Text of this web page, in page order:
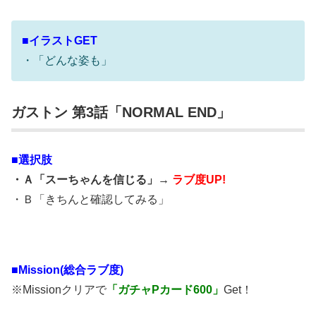
■イラストGET
・「どんな姿も」
ガストン 第3話「NORMAL END」
■選択肢
・Ａ「スーちゃんを信じる」→ ラブ度UP!
・Ｂ「きちんと確認してみる」
■Mission(総合ラブ度)
※Missionクリアで 「ガチャPカード600」 Get！